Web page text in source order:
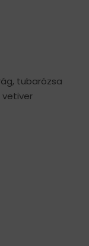
tubarózsa
vetiver